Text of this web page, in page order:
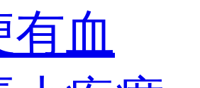
血